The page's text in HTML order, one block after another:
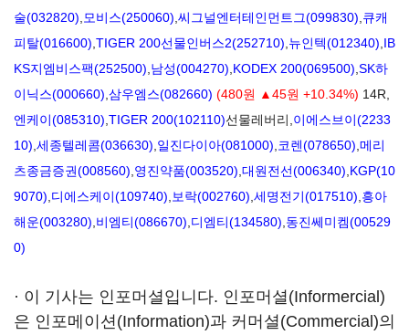
술(032820) 모비스(250060) 씨그널엔터테인먼트그(099830) 큐캐
피탈(016600) TIGER 200선물인버스2(252710) 뉴인텍(012340) IB
KS지엠비스팩(252500) 남성(004270) KODEX 200(069500) SK하
이닉스(000660) 삼우엠스(082660) (480원 ▲45원 +10.34%) 14R,
엔케이(085310) TIGER 200(102110)선물레버리, 이에스브이(2233
10) 세종텔레콤(036630) 일진다이아(081000) 코렌(078650) 메리
츠종금증권(008560) 영진약품(003520) 대원전선(006340) KGP(10
9070) 디에스케이(109740) 보락(002760) 세명전기(017510) 흥아
해운(003280) 비엠티(086670) 디엠티(134580) 동진쎄미켐(00529
0)
· 이 기사는 인포머셜입니다. 인포머셜(Informercial)
은 인포메이션(Information)과 커머셜(Commercial)의